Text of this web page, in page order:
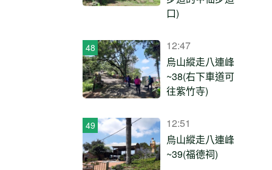
口)
12:47
烏山縱走八連峰
~38(右下車道可
往紫竹寺)
12:51
烏山縱走八連峰
~39(福德祠)